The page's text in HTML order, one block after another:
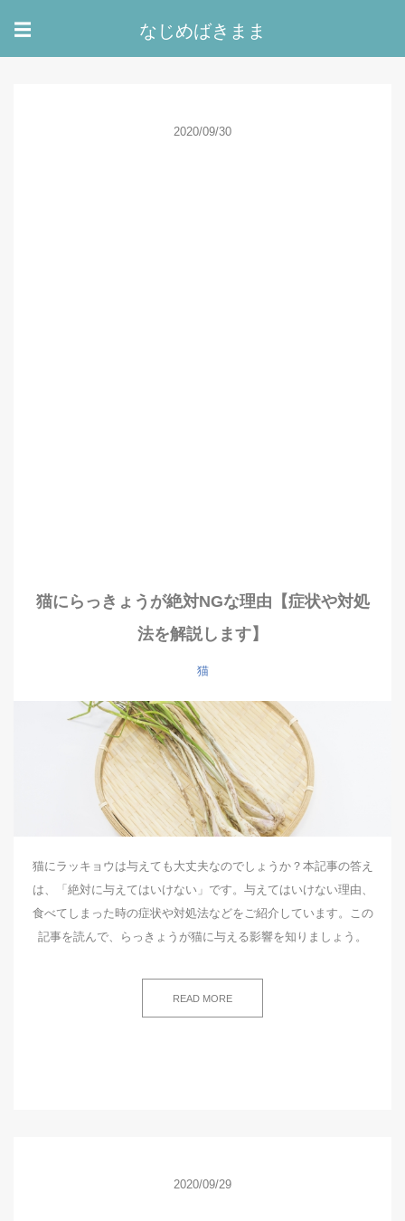
☰ なじめばきまま
2020/09/30
猫にらっきょうが絶対NGな理由【症状や対処
法を解説します】
猫
猫にラッキョウは与えても大丈夫なのでしょうか？本記事の答え
は、「絶対に与えてはいけない」です。与えてはいけない理由、
食べてしまった時の症状や対処法などをご紹介しています。この
記事を読んで、らっきょうが猫に与える影響を知りましょう。
READ MORE
2020/09/29